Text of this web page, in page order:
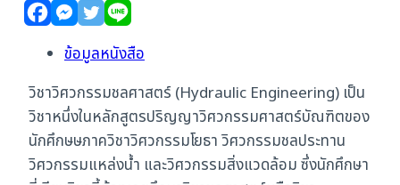
ข้อมูลหนังสือ
วิชาวิศวกรรมชลศาสตร์ (Hydraulic Engineering) เป็น
วิชาหนึ่งในหลักสูตรปริญญาวิศวกรรมศาสตร์บัณฑิตของ
นักศึกษษภาควิชาวิศวกรรมโยธา วิศวกรรมชลประทาน
วิศวกรรมแหล่งน้ำ และวิศวกรรมสิ่งแวดล้อม ซึ่งนักศึกษา